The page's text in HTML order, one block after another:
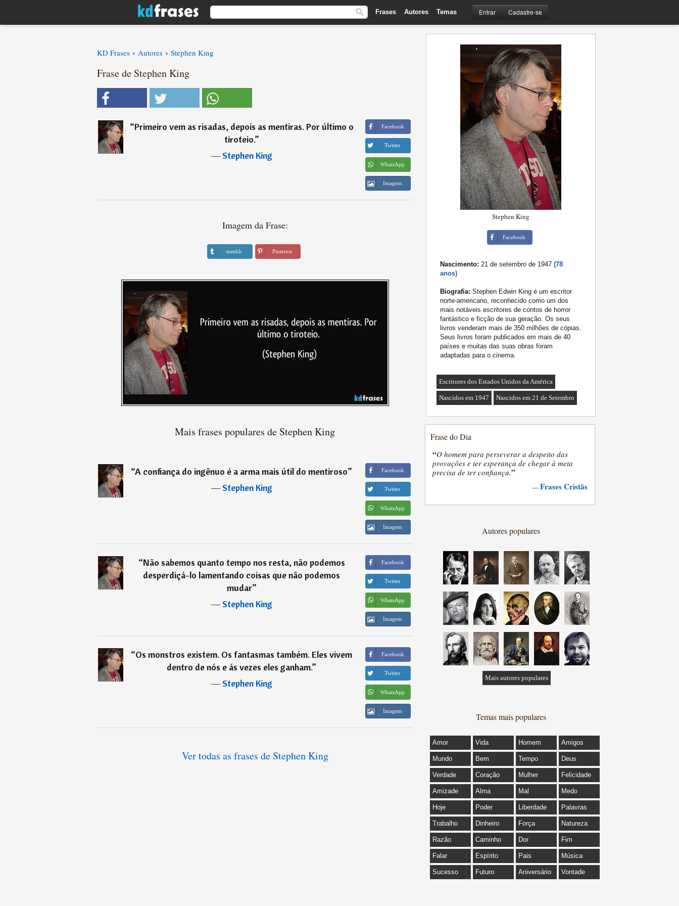
Frases Autores Temas Entrar Cadastre-se
KD Frases › Autores › Stephen King
Frase de Stephen King
“Primeiro vem as risadas, depois as mentiras. Por último o
tiroteio.”
―Stephen King
Facebook
Twitter
WhatsApp
Imagem
Imagem da Frase:
tumblr Pinterest
Mais frases populares de Stephen King
“A confiança do ingênuo é a arma mais útil do mentiroso”
―Stephen King
Facebook
Twitter
WhatsApp
Imagem
“Não sabemos quanto tempo nos resta, não podemos
desperdiçá-lo lamentando coisas que não podemos
mudar”
―Stephen King
Facebook
Twitter
WhatsApp
Imagem
“Os monstros existem. Os fantasmas também. Eles vivem
dentro de nós e ás vezes eles ganham.”
―Stephen King
Facebook
Twitter
WhatsApp
Imagem
Ver todas as frases de Stephen King
Stephen King
Facebook
Nascimento: 21 de setembro de 1947 (78
anos)
Biografia: Stephen Edwin King é um escritor
norte-americano, reconhecido como um dos
mais notáveis escritores de contos de horror
fantástico e ficção de sua geração. Os seus
livros venderam mais de 350 milhões de cópias.
Seus livros foram publicados em mais de 40
países e muitas das suas obras foram
adaptadas para o cinema.
Escritores dos Estados Unidos da América
Nascidos em 1947 Nascidos em 21 de Setembro
Frase do Dia
“O homem para perseverar a despeito das
provações e ter esperança de chegar à meta
precisa de ter confiança.”
—Frases Cristãs
Autores populares
Mais autores populares
Temas mais populares
Amor Vida Homem Amigos
Mundo Bem Tempo Deus
Verdade Coração Mulher Felicidade
Amizade Alma Mal Medo
Hoje Poder Liberdade Palavras
Trabalho Dinheiro Força Natureza
Razão Caminho Dor Fim
Falar Espírito Pais Música
Sucesso Futuro Aniversário Vontade